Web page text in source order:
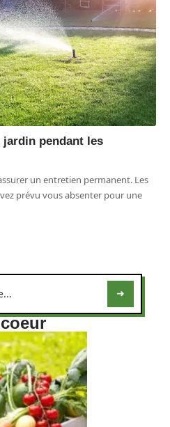
jardin pendant les
un entretien permanent. Les
prévu vous absenter pour une